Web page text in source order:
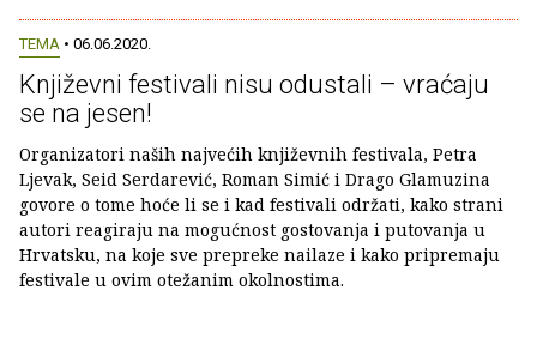
TEMA • 06.06.2020.
Književni festivali nisu odustali – vraćaju
se na jesen!
Organizatori naših najvećih književnih festivala, Petra
Ljevak, Seid Serdarević, Roman Simić i Drago Glamuzina
govore o tome hoće li se i kad festivali održati, kako strani
autori reagiraju na mogućnost gostovanja i putovanja u
Hrvatsku, na koje sve prepreke nailaze i kako pripremaju
festivale u ovim otežanim okolnostima.